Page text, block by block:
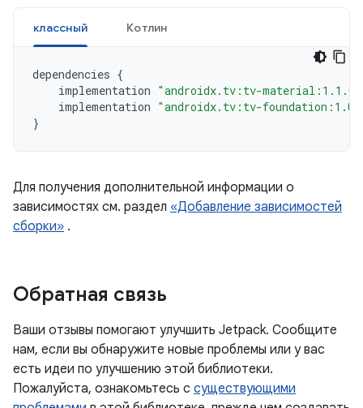
классный Котлин
dependencies {
implementation "androidx.tv:tv-material:1.1.0"
implementation "androidx.tv:tv-
}
Для получения дополнительной информации о
зависимостях см. раздел «Добавление зависимостей
сборки» .
Обратная связь
Ваши отзывы помогают улучшить Jetpack. Сообщите
нам, если вы обнаружите новые проблемы или у вас
есть идеи по улучшению этой библиотеки.
Пожалуйста, ознакомьтесь с существующими